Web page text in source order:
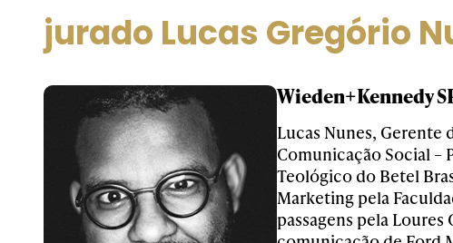
jurado Lucas Gregório
Wieden+Kennedy
Lucas Nunes, Gerente
Comunicação Social –
Teológico do Betel
Marketing pela
passagens pela